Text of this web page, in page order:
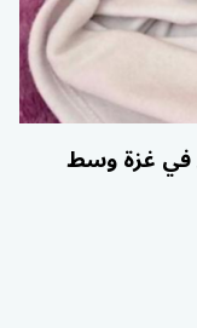
في غزة وسط